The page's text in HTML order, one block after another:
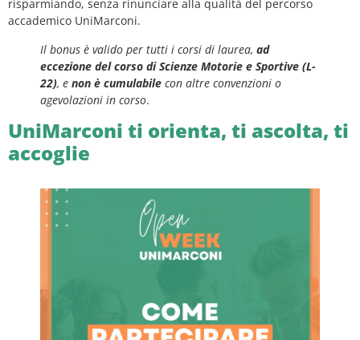
risparmiando, senza rinunciare alla qualità del percorso
accademico UniMarconi.
Il bonus è valido per tutti i corsi di laurea, ad
eccezione del corso di Scienze Motorie e Sportive (L-
22), e non è cumulabile con altre convenzioni o
agevolazioni in corso.
UniMarconi ti orienta, ti ascolta, ti
accoglie